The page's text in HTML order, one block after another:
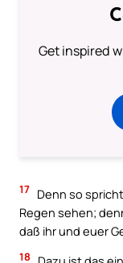
Get inspired
17 Denn so
Regen sehen;
daß ihr und euer
18